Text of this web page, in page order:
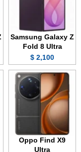
Samsung Galaxy Z
Fold 8 Ultra
2,100 $
Oppo Find X9
Ultra